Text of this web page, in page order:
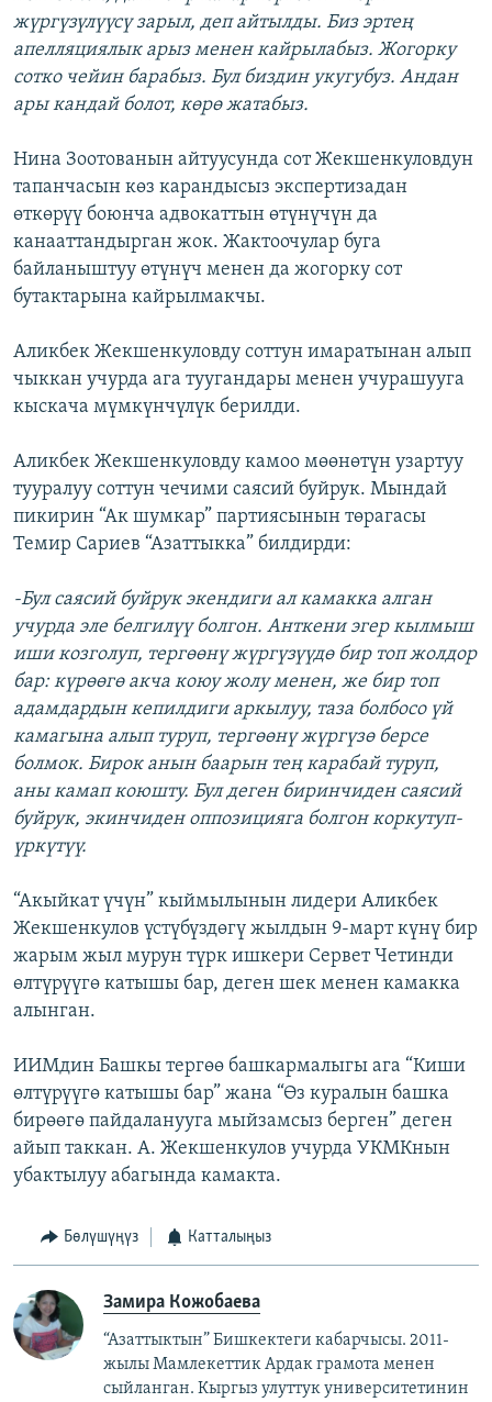
жүргүзүлүүсү зарыл, деп айтылды. Биз эртең
апелляциялык арыз менен кайрылабыз. Жогорку
сотко чейин барабыз. Бул биздин укугубуз. Андан
ары кандай болот, көрө жатабыз.
Нина Зоотованын айтуусунда сот Жекшенкуловдун
тапанчасын көз карандысыз экспертизадан
өткөрүү боюнча адвокаттын өтүнүчүн да
канааттандырган жок. Жактоочулар буга
байланыштуу өтүнүч менен да жогорку сот
бутактарына кайрылмакчы.
Аликбек Жекшенкуловду соттун имаратынан алып
чыккан учурда ага туугандары менен учурашууга
кыскача мүмкүнчүлүк берилди.
Аликбек Жекшенкуловду камоо мөөнөтүн узартуу
тууралуу соттун чечими саясий буйрук. Мындай
пикирин “Ак шумкар” партиясынын төрагасы
Темир Сариев “Азаттыкка” билдирди:
-Бул саясий буйрук экендиги ал камакка алган
учурда эле белгилүү болгон. Анткени эгер кылмыш
иши козголуп, тергөөнү жүргүзүүдө бир топ жолдор
бар: күрөөгө акча коюу жолу менен, же бир топ
адамдардын кепилдиги аркылуу, таза болбосо үй
камагына алып туруп, тергөөнү жүргүзө берсе
болмок. Бирок анын баарын тең карабай туруп,
аны камап коюшту. Бул деген биринчиден саясий
буйрук, экинчиден оппозицияга болгон коркутуп-
үркүтүү.
“Акыйкат үчүн” кыймылынын лидери Аликбек
Жекшенкулов үстүбүздөгү жылдын 9-март күнү бир
жарым жыл мурун түрк ишкери Сервет Четинди
өлтүрүүгө катышы бар, деген шек менен камакка
алынган.
ИИМдин Башкы тергөө башкармалыгы ага “Киши
өлтүрүүгө катышы бар” жана “Өз куралын башка
бирөөгө пайдаланууга мыйзамсыз берген” деген
айып таккан. А. Жекшенкулов учурда УКМКнын
убактылуу абагында камакта.
Бөлүшүңүз Катталыңыз
Замира Кожобаева
“Азаттыктын” Бишкектеги кабарчысы. 2011-
жылы Мамлекеттик Ардак грамота менен
сыйланган. Кыргыз улуттук университетинин